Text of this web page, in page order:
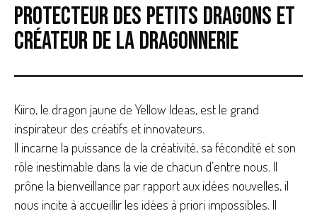
Protecteur des petits dragons et
créateur de la Dragonnerie
Kiiro, le dragon jaune de Yellow Ideas, est le grand
inspirateur des créatifs et innovateurs.
Il incarne la puissance de la créativité, sa fécondité et son
rôle inestimable dans la vie de chacun d’entre nous. Il
prône la bienveillance par rapport aux idées nouvelles, il
nous incite à accueillir les idées à priori impossibles. Il